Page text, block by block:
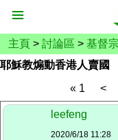
主頁 > 討論區 > 基督
耶穌教煽動香港人賣國
« 1
<
leefeng
2020/6/18 11:28